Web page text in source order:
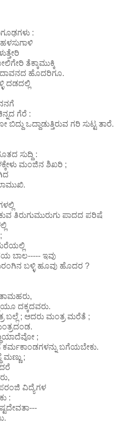
:
ತೆಕ್ಕಾಮುಕ್ಕಿ
ಹೊದರಿಗೂ.
ದಡದಲ್ಲಿ
ಗೆರೆ :
ಒದ್ದಾಡುತ್ತಿರುವ ಗರಿ ಸುಟ್ಟ ತಾರೆ.
ಸುದ್ದಿ :
ಮಂಜಿನ ಶಿಖರಿ ;
ತಿರುಗುಮುರುಗು ಪಾದದ ಪರಿಷೆ
ಬಾಲ----- ಇವು
ಬಳ್ಳಿ ಹೂವು ಹೊದರ ?
ದಕ್ಕದವರು.
; ಆದರು ಮಂತ್ರ ಮರೆತೆ ;
;
ಬಗೆಯಬೇಕು.
ಮಣ್ಣು ;
ವಿದ್ಯೆಗಳ
: